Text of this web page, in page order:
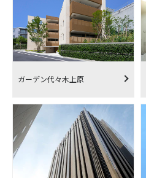
ガーデン代々木上原